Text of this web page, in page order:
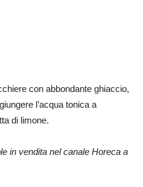
con abbondante ghiaccio,
l’acqua tonica a
di limone.
in vendita nel canale Horeca a